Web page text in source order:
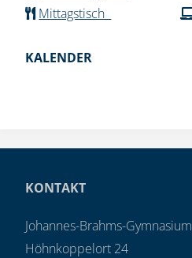
Mittagstisch
KALENDER
KONTAKT
Johannes-Brahms-Gymnasium
Höhnkoppelort 24